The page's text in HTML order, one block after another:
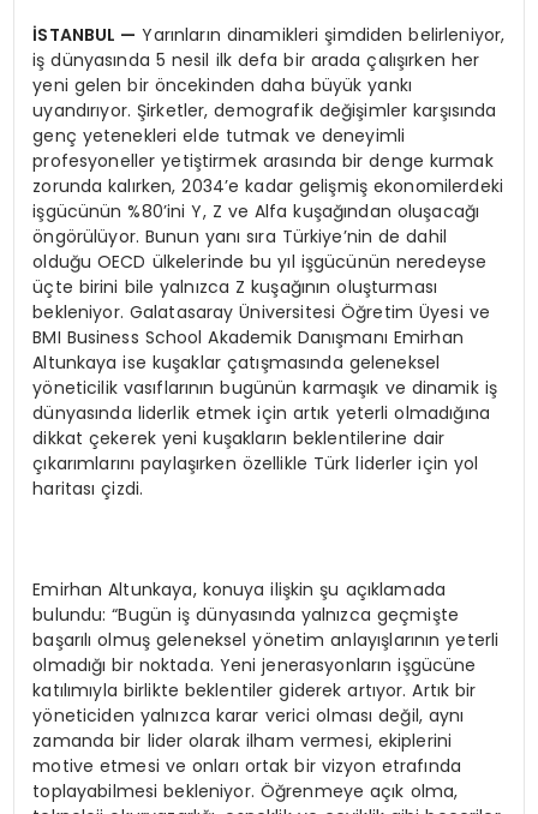
İSTANBUL — Yarınların dinamikleri şimdiden belirleniyor,
iş dünyasında 5 nesil ilk defa bir arada çalışırken her
yeni gelen bir öncekinden daha büyük yankı
uyandırıyor. Şirketler, demografik değişimler karşısında
genç yetenekleri elde tutmak ve deneyimli
profesyoneller yetiştirmek arasında bir denge kurmak
zorunda kalırken, 2034’e kadar gelişmiş ekonomilerdeki
işgücünün %80’ini Y, Z ve Alfa kuşağından oluşacağı
öngörülüyor. Bunun yanı sıra Türkiye’nin de dahil
olduğu OECD ülkelerinde bu yıl işgücünün neredeyse
üçte birini bile yalnızca Z kuşağının oluşturması
bekleniyor. Galatasaray Üniversitesi Öğretim Üyesi ve
BMI Business School Akademik Danışmanı Emirhan
Altunkaya ise kuşaklar çatışmasında geleneksel
yöneticilik vasıflarının bugünün karmaşık ve dinamik iş
dünyasında liderlik etmek için artık yeterli olmadığına
dikkat çekerek yeni kuşakların beklentilerine dair
çıkarımlarını paylaşırken özellikle Türk liderler için yol
haritası çizdi.
Emirhan Altunkaya, konuya ilişkin şu açıklamada
bulundu: “Bugün iş dünyasında yalnızca geçmişte
başarılı olmuş geleneksel yönetim anlayışlarının yeterli
olmadığı bir noktada. Yeni jenerasyonların işgücüne
katılımıyla birlikte beklentiler giderek artıyor. Artık bir
yöneticiden yalnızca karar verici olması değil, aynı
zamanda bir lider olarak ilham vermesi, ekiplerini
motive etmesi ve onları ortak bir vizyon etrafında
toplayabilmesi bekleniyor. Öğrenmeye açık olma,